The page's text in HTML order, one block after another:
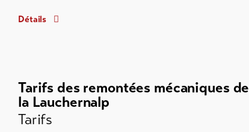
Détails
Tarifs des remontées mécaniques de
la Lauchernalp
Tarifs